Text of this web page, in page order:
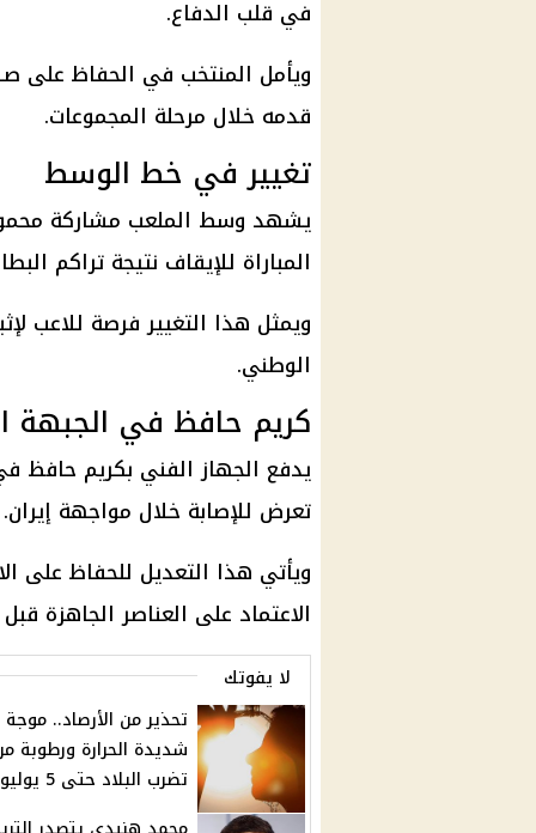
في قلب الدفاع.
ويأمل المنتخب في الحفاظ على
قدمه خلال مرحلة المجموعات.
تغيير في خط الوسط
يشهد وسط الملعب مشاركة
المباراة للإيقاف نتيجة تراكم
ويمثل هذا التغيير فرصة للاعب
الوطني.
كريم حافظ في الجبهة
يدفع الجهاز الفني بكريم حافظ
تعرض للإصابة خلال مواجهة إيران.
ويأتي هذا التعديل للحفاظ على
الاعتماد على العناصر الجاهزة
لا يفوتك
تحذير من الأرصاد.. موجة
شديدة الحرارة ورطوبة
تضرب البلاد حتى 5 يوليو